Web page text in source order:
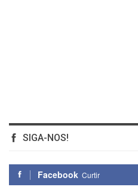
SIGA-NOS!
Facebook Curtir